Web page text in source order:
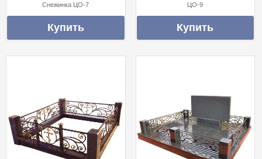
Снежинка ЦО-7
ЦО-9